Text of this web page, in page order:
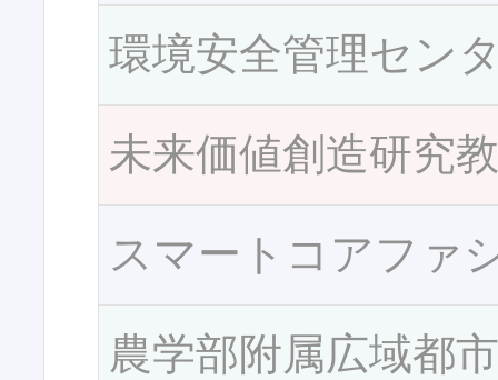
環境安全管理セン
未来価値創造研究
スマートコアファ
農学部附属広域都